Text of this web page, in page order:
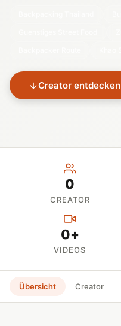
Creator entdecken
0
CREATOR
0+
VIDEOS
Übersicht Creator